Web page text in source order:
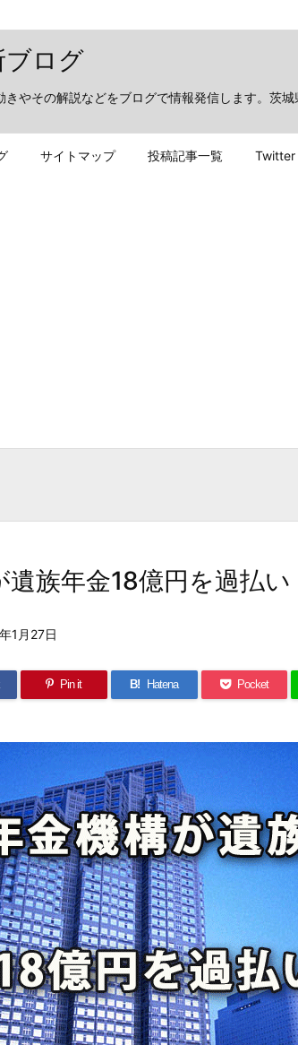
ブログ
やその解説などをブログで情報発信します。茨
サイトマップ 投稿記事一覧 Twitter
族年金18億円を過払い
1月27日
Pin it B! Hatena Pocket